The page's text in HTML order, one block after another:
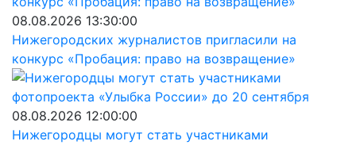
08.08.2026 13:30:00
Нижегородских журналистов пригласили на
конкурс «Пробация: право на возвращение»
08.08.2026 12:00:00
Нижегородцы могут стать участниками